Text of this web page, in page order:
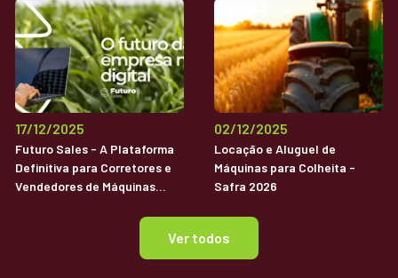
17/12/2025
Futuro Sales - A Plataforma
Definitiva para Corretores e
Vendedores de Máquinas
02/12/2025
Locação e Aluguel de
Máquinas para Colheita -
Safra 2026
Ver todos